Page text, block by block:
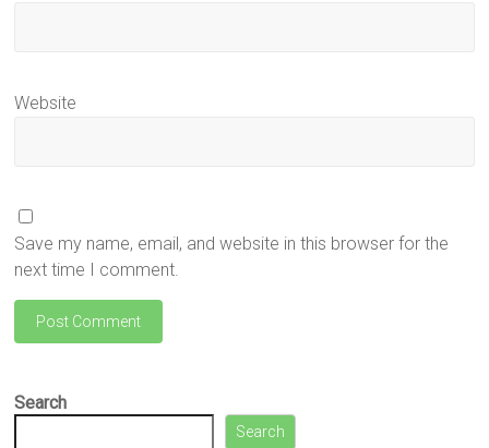
Website
Save my name, email, and website in this browser for the
next time I comment.
Search
Search